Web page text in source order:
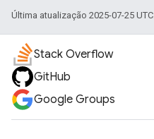
Última atualização 2025-07-25 UTC.
Stack Overflow
GitHub
Google Groups